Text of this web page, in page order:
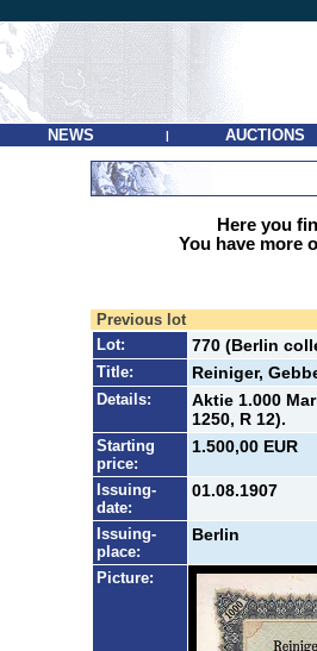
NEWS | AUCTIONS
Here you
You have more
Previous lot
Lot:
770 (Berlin
Title: Reiniger,
Details:
Aktie 1.000
1250, R 12).
Starting
price:
1.500,00 EUR
Issuing-
date:
01.08.1907
Issuing-
place:
Berlin
Picture: